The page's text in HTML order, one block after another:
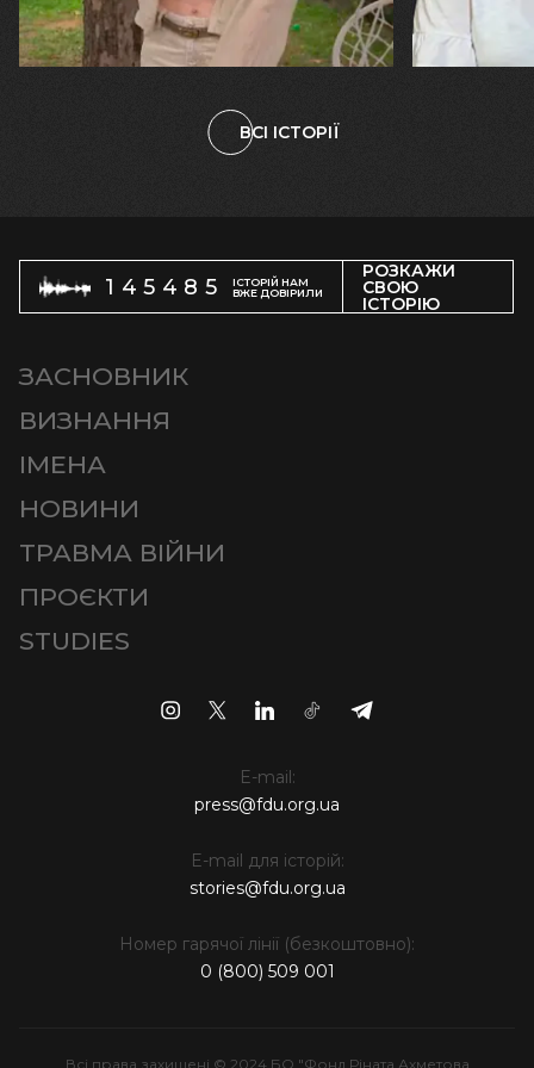
велика… Я ледве встигла схопити
племінницю"
тепер я
чоловіка
ВСІ ІСТОРІЇ
145485
ІСТОРІЙ НАМ
ВЖЕ ДОВІРИЛИ
РОЗКАЖИ
СВОЮ
ІСТОРІЮ
ЗАСНОВНИК
ВИЗНАННЯ
ІМЕНА
НОВИНИ
ТРАВМА ВІЙНИ
ПРОЄКТИ
STUDIES
E-mail:
press@fdu.org.ua
E-mail для історій:
stories@fdu.org.ua
Номер гарячої лінії (безкоштовно):
0 (800) 509 001
Всі права захищені © 2024 БО "Фонд Ріната Ахметова